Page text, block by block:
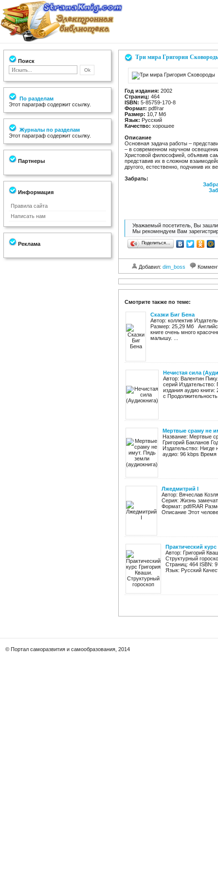
Поиск
По разделам
Этот параграф содержит ссылку.
Журналы по разделам
Этот параграф содержит ссылку.
Партнеры
Информация
Правила сайта
Написать нам
Реклама
Три мира Григория
Год издания: 2002
Страниц: 464
ISBN: 5-85759-170-8
Формат: pdf/rar
Размер: 10,7 Мб
Язык: Русский
Качество: хорошее
Описание
Основная задача работы –
– в современном научном
Христовой философией, объявив
представив их в сложном
другого, естественно, подчинив их
Забрать:
Уважаемый посетитель, Вы зашли
Мы рекомендуем Вам
Поделиться…
Добавил: dim_boss
Смотрите также по теме:
Сказки Биг Бена
Автор: коллектив
Размер: 25,29 Мб
книге очень много
малышу. ...
Нечистая сила
Автор: Валентин
серий Издательство:
издания аудио
с
Мертвые сраму не
Название: Мертвые
Григорий Бакланов
Издательство: Нигде
аудио: 96 kbps Время
Лжедмитрий I
Автор: Вячеслав
Серия: Жизнь
Формат: pdf/RAR
Описание Этот
Практический
Автор: Григорий
Структурный
Страниц: 464 ISBN:
Язык: Русский
© Портал саморазвития и самообразования, 2014